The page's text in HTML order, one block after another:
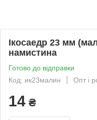
Ікосаедр 23 мм
намистина
Готово до відправки
Код: ик23малин
Опт і
14 ₴